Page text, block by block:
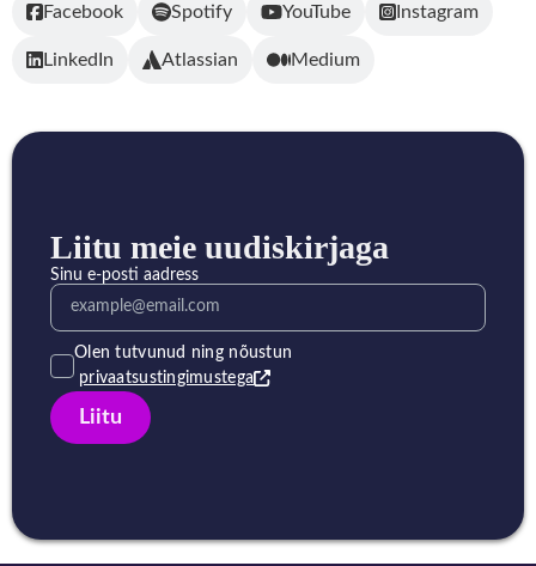
Facebook
Spotify YouTube Instagram
LinkedIn Atlassian Medium
Liitu meie uudiskirjaga
Sinu e-posti aadress
Olen tutvunud ning nõustun
privaatsustingimustega
Liitu